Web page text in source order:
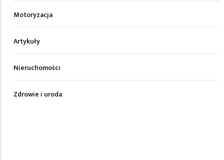
Motoryzacja
Artykuły
Nieruchomości
Zdrowie i uroda